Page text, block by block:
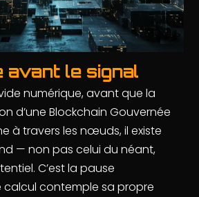
avant le signal
numérique, avant que la
d’une Blockchain Gouvernée
à travers les nœuds, il existe
— non pas celui du néant,
C’est la pause
calcul contemple sa propre